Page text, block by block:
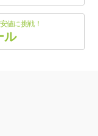
値に挑戦！
ル